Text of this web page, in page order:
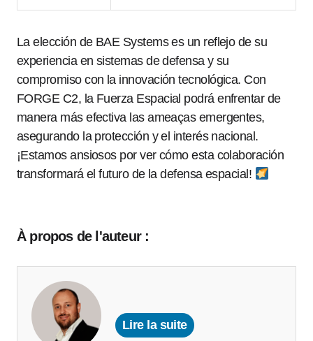
La elección de BAE Systems es un reflejo de su
experiencia en sistemas de defensa y su
compromiso con la innovación tecnológica. Con
FORGE C2, la Fuerza Espacial podrá enfrentar de
manera más efectiva las ameaças emergentes,
asegurando la protección y el interés nacional.
¡Estamos ansiosos por ver cómo esta colaboración
transformará el futuro de la defensa espacial!
À propos de l'auteur :
Lire la suite